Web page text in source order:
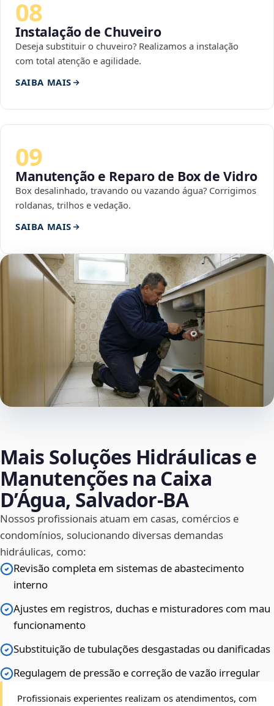
08
Instalação de Chuveiro
Deseja substituir o chuveiro? Realizamos a instalação
com total atenção e agilidade.
SAIBA MAIS
09
Manutenção e Reparo de Box de Vidro
Box desalinhado, travando ou vazando água? Corrigimos
roldanas, trilhos e vedação.
SAIBA MAIS
Mais Soluções Hidráulicas e
Manutenções na Caixa
D’Água, Salvador‑BA
Nossos profissionais atuam em casas, comércios e
condomínios, solucionando diversas demandas
hidráulicas, como:
Revisão completa em sistemas de abastecimento
interno
Ajustes em registros, duchas e misturadores com mau
funcionamento
Substituição de tubulações desgastadas ou danificadas
Regulagem de pressão e correção de vazão irregular
Profissionais experientes realizam os atendimentos, com